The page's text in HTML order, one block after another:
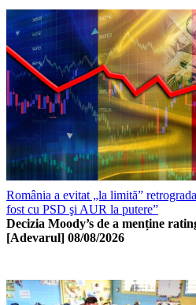
România a evitat „la limită”
fost cu PSD şi AUR la putere”
Decizia Moody’s de a menține
[Adevarul] 08/08/2026